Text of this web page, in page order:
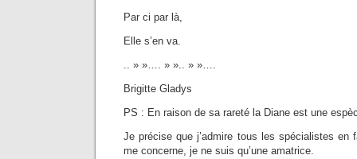
Par ci par là,
Elle s’en va.
.. » »…. » ».. » »….
Brigitte Gladys
PS : En raison de sa rareté la Diane est une
Je précise que j’admire tous les spécialistes en
me concerne, je ne suis qu’une amatrice.